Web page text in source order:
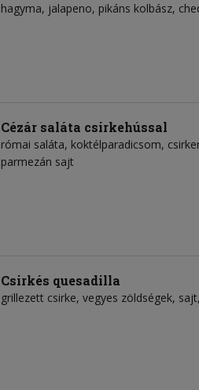
hagyma, jalapeno, pikáns kolbász,
Cézár saláta csirkehússal
római saláta, koktélparadicsom,
parmezán sajt
Csirkés quesadilla
grillezett csirke, vegyes zöldségek,